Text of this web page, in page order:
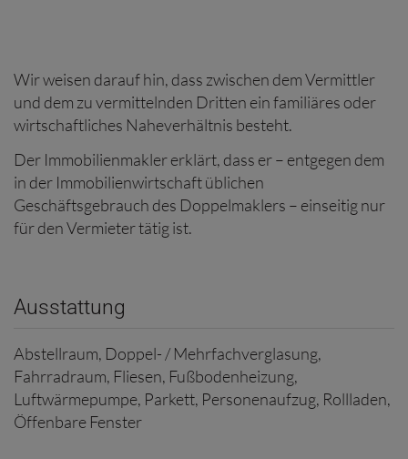
Wir weisen darauf hin, dass zwischen dem Vermittler
und dem zu vermittelnden Dritten ein familiäres oder
wirtschaftliches Naheverhältnis besteht.
Der Immobilienmakler erklärt, dass er – entgegen dem
in der Immobilienwirtschaft üblichen
Geschäftsgebrauch des Doppelmaklers – einseitig nur
für den Vermieter tätig ist.
Ausstattung
Abstellraum Doppel- / Mehrfachverglasung
Fahrradraum Fliesen Fußbodenheizung
Luftwärmepumpe Parkett Personenaufzug Rollladen
Öffenbare Fenster